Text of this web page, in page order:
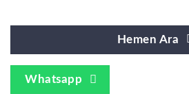
Hemen Ara
Whatsapp